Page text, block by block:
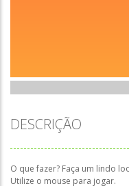
DESCRIÇÃO
O que fazer? Faça um lindo
Utilize o mouse para jogar.